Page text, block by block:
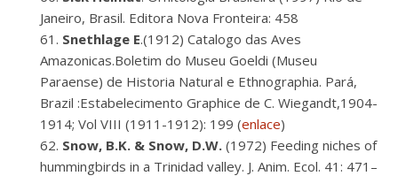
Janeiro, Brasil. Editora Nova Fronteira: 458
Snethlage E.(1912) Catalogo das Aves
Amazonicas.Boletim do Museu Goeldi (Museu
Paraense) de Historia Natural e Ethnographia. Pará,
Brazil :Estabelecimento Graphice de C. Wiegandt,1904-
1914; Vol VIII (1911-1912): 199 (enlace)
Snow, B.K. & Snow, D.W. (1972) Feeding niches of
hummingbirds in a Trinidad valley. J. Anim. Ecol. 41: 471–